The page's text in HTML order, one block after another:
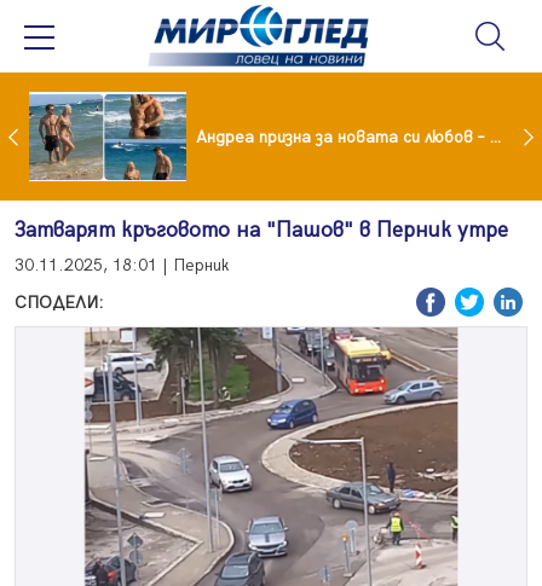
Драма вместо щастие: Звезда от "Татковци" е в болница с високорискова бременност Андреа призна за новата си любов – руснакът Игор
Затварят кръговото на "Пашов" в Перник утре
30.11.2025, 18:01 | Перник
СПОДЕЛИ: